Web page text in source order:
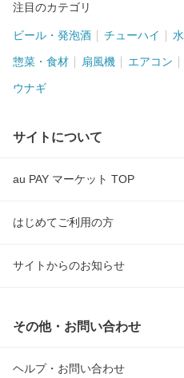
注目のカテゴリ
ビール・発泡酒 チューハイ 水
惣菜・食材 扇風機 エアコン
ウナギ
サイトについて
au PAY マーケット TOP
はじめてご利用の方
サイトからのお知らせ
その他・お問い合わせ
ヘルプ・お問い合わせ